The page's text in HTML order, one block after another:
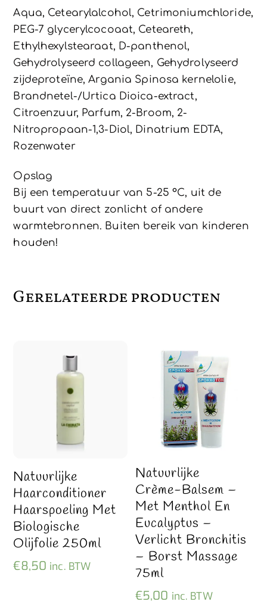
Aqua, Cetearylalcohol, Cetrimoniumchloride,
PEG-7 glycerylcocoaat, Ceteareth,
Ethylhexylstearaat, D-panthenol,
Gehydrolyseerd collageen, Gehydrolyseerd
zijdeproteïne, Argania Spinosa kernelolie,
Brandnetel-/Urtica Dioica-extract,
Citroenzuur, Parfum, 2-Broom, 2-
Nitropropaan-1,3-Diol, Dinatrium EDTA,
Rozenwater
Opslag
Bij een temperatuur van 5-25 °C, uit de
buurt van direct zonlicht of andere
warmtebronnen. Buiten bereik van kinderen
houden!
Gerelateerde producten
Natuurlijke
Haarconditioner
Haarspoeling Met
Biologische
Olijfolie 250ml
€8,50 inc. BTW
Natuurlijke
Crème-Balsem –
Met Menthol En
Eucalyptus –
Verlicht Bronchitis
– Borst Massage
75ml
€5,00 inc. BTW